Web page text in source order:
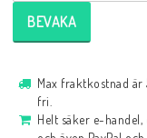
BEVAKA
Max fraktkostnad
fri.
Helt säker e-